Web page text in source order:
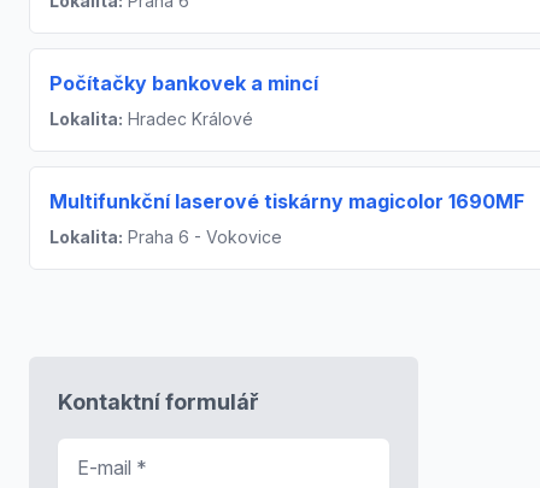
Počítačky bankovek a mincí
Lokalita: Hradec Králové
Multifunkční laserové tiskárny magicolor 1690MF
Lokalita: Praha 6 - Vokovice
Kontaktní formulář